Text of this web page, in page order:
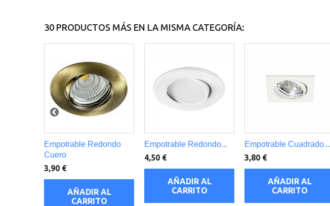
30 PRODUCTOS MÁS EN LA MISMA CATEGORÍA:
Empotrable Redondo
Cuero
3,90 €
AÑADIR AL
CARRITO
Empotrable Redondo...
4,50 €
AÑADIR AL
CARRITO
Empotrable Cuadrado...
3,80 €
AÑADIR AL
CARRITO